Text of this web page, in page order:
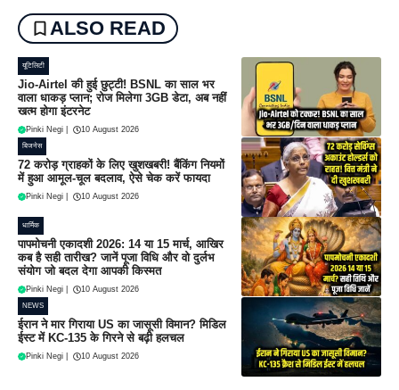
ALSO READ
यूटिलिटी
Jio-Airtel की हुई छुट्टी! BSNL का साल भर
वाला धाकड़ प्लान; रोज मिलेगा 3GB डेटा, अब नहीं
खत्म होगा इंटरनेट
Pinki Negi 10 August 2026
बिजनेस
72 करोड़ ग्राहकों के लिए खुशखबरी! बैंकिंग नियमों
में हुआ आमूल-चूल बदलाव, ऐसे चेक करें फायदा
Pinki Negi 10 August 2026
धार्मिक
पापमोचनी एकादशी 2026: 14 या 15 मार्च, आखिर
कब है सही तारीख? जानें पूजा विधि और वो दुर्लभ
संयोग जो बदल देगा आपकी किस्मत
Pinki Negi 10 August 2026
NEWS
ईरान ने मार गिराया US का जासूसी विमान? मिडिल
ईस्ट में KC-135 के गिरने से बढ़ी हलचल
Pinki Negi 10 August 2026